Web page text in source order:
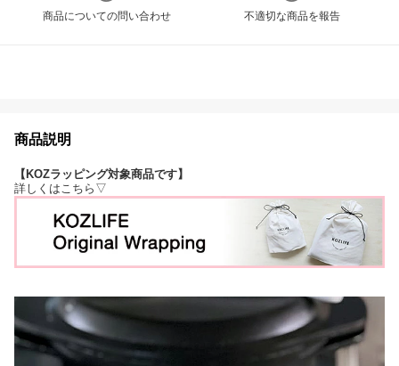
商品についての問い合わせ 不適切な商品を報告
商品説明
【KOZラッピング対象商品です】
詳しくはこちら▽